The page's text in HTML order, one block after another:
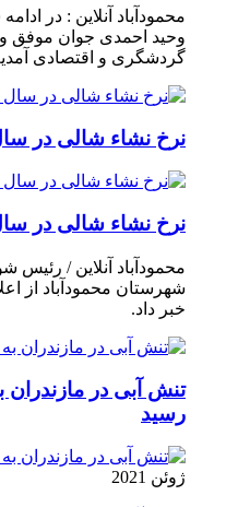
محمودآباد آنلاین : در
وحید احمدی جوان موفق و
گردشگری و اقتصادی
نرخ نشاء شالی در
نرخ نشاء شالی در
محمودآباد آنلاین /
خبر داد.
تنش آبی در
رسيد
ژوئن 2021